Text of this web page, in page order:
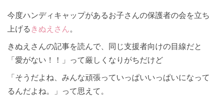
今度ハンディキャップがあるお子さんの保護者の会を立ち
上げるきぬえさん。
きぬえさんの記事を読んで、同じ支援者向けの目線だと
「愛がない！！」って厳しくなりがちだけど
「そうだよね、みんな頑張っていっぱいいっぱいになって
るんだよね。」って思えて。